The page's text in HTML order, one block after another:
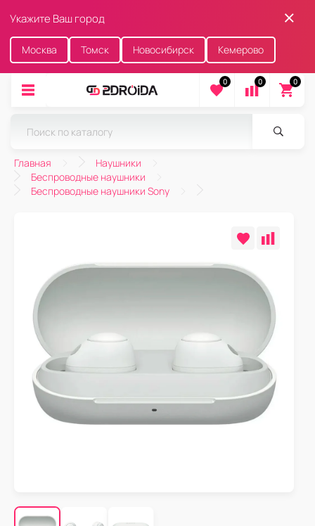
Укажите Ваш город
Москва Томск Новосибирск Кемерово
0 0 0
Главная
Наушники
Беспроводные наушники
Беспроводные наушники Sony